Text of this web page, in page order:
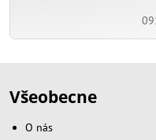
Všeobecne
O nás